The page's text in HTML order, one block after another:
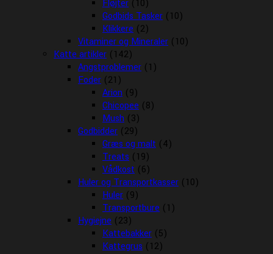
Fløjter (10)
Godbids Tasker (10)
Klikkere (2)
Vitaminer og Mineraler (10)
Katte artikler (142)
Angstproblemer (1)
Foder (21)
Arion (9)
Chicopee (8)
Mush (3)
Godbidder (29)
Græs og malt (4)
Treats (19)
Vådkost (6)
Huler og Transportkasser (10)
Huler (9)
Transportbure (1)
Hygiejne (23)
Kattebakker (5)
Kattegrus (12)